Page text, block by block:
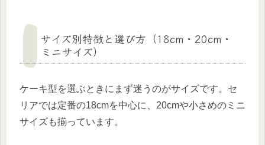
サイズ別特徴と選び方（18cm・20cm・
ミニサイズ）
ケーキ型を選ぶときにまず迷うのがサイズです。セ
リアでは定番の18cmを中心に、20cmや小さめのミニ
サイズも揃っています。